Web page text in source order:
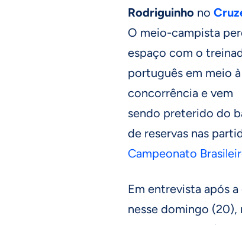
Rodriguinho no
O meio-campista
espaço com o
português em meio à
concorrência e vem
sendo preterido do
de reservas nas
Campeonato
Em entrevista após
nesse domingo (20),